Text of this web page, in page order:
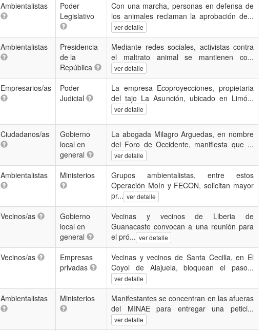
Ambientalistas
Poder
Legislativo
Con una marcha, personas en defensa de
los animales reclaman la aprobación de...
ver detalle
Ambientalistas
Presidencia
de la
República
Mediante redes sociales, activistas contra
el maltrato animal se mantienen co...
ver detalle
Empresarios/as
Poder
Judicial
La empresa Ecoproyecciones, propietaria
del tajo La Asunción, ubicado en Limó...
ver detalle
Ciudadanos/as
Gobierno
local en
general
La abogada Milagro Arguedas, en nombre
del Foro de Occidente, manifiesta que ...
ver detalle
Ambientalistas Ministerios
Grupos ambientalistas, entre estos
Operación Moín y FECON, solicitan mayor
pr... ver detalle
Vecinos/as
Gobierno
local en
general
Vecinas y vecinos de Liberia de
Guanacaste convocan a una reunión para
el pró... ver detalle
Vecinos/as
Empresas
privadas
Vecinas y vecinos de Santa Cecilia, en El
Coyol de Alajuela, bloquean el paso...
ver detalle
Ambientalistas Ministerios
Manifestantes se concentran en las afueras
del MINAE para entregar una petici...
ver detalle